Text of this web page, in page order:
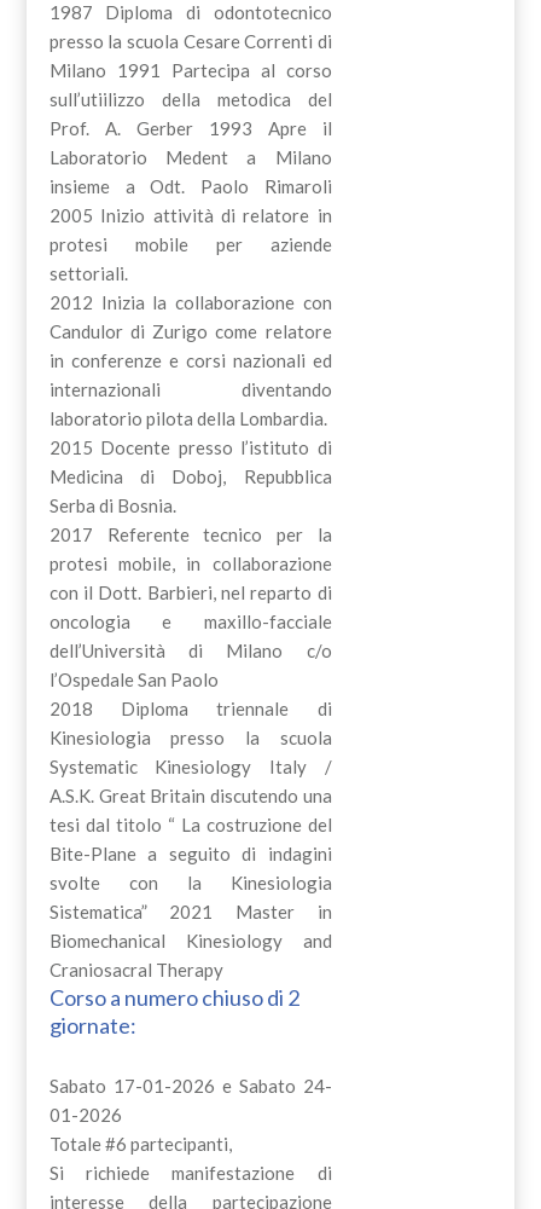
1987 Diploma di odontotecnico
presso la scuola Cesare Correnti di
Milano 1991 Partecipa al corso
sull’utiilizzo della metodica del
Prof. A. Gerber 1993 Apre il
Laboratorio Medent a Milano
insieme a Odt. Paolo Rimaroli
2005 Inizio attività di relatore in
protesi mobile per aziende
settoriali.
2012 Inizia la collaborazione con
Candulor di Zurigo come relatore
in conferenze e corsi nazionali ed
internazionali diventando
laboratorio pilota della Lombardia.
2015 Docente presso l’istituto di
Medicina di Doboj, Repubblica
Serba di Bosnia.
2017 Referente tecnico per la
protesi mobile, in collaborazione
con il Dott. Barbieri, nel reparto di
oncologia e maxillo-facciale
dell’Università di Milano c/o
l’Ospedale San Paolo
2018 Diploma triennale di
Kinesiologia presso la scuola
Systematic Kinesiology Italy /
A.S.K. Great Britain discutendo una
tesi dal titolo “ La costruzione del
Bite-Plane a seguito di indagini
svolte con la Kinesiologia
Sistematica” 2021 Master in
Biomechanical Kinesiology and
Craniosacral Therapy
Corso a numero chiuso di 2
giornate:
Sabato 17-01-2026 e Sabato 24-
01-2026
Totale #6 partecipanti,
Si richiede manifestazione di
interesse della partecipazione